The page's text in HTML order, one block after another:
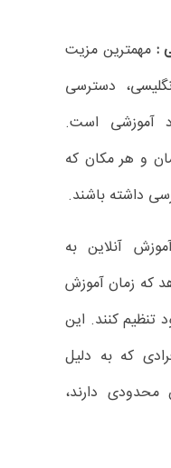
مهمترین مزیت
دسترسی
آموزشی است.
و هر مکان که
داشته باشند.
آنلاین به
که زمان آموزش
تنظیم کنند. این
که به دلیل
دارند،